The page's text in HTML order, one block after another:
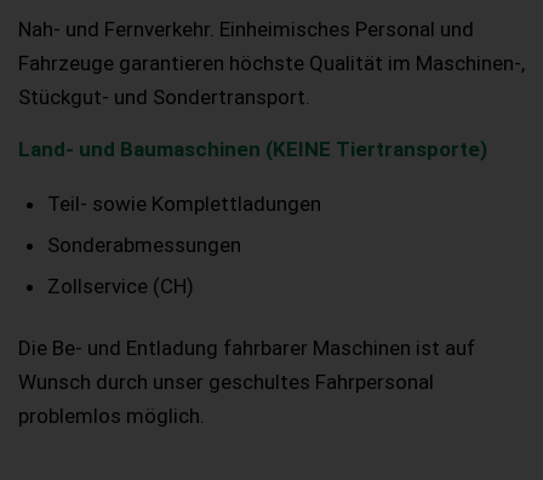
Nah- und Fernverkehr. Einheimisches Personal und
Fahrzeuge garantieren höchste Qualität im Maschinen-,
Stückgut- und Sondertransport.
Land- und Baumaschinen (KEINE Tiertransporte)
Teil- sowie Komplettladungen
Sonderabmessungen
Zollservice (CH)
Die Be- und Entladung fahrbarer Maschinen ist auf
Wunsch durch unser geschultes Fahrpersonal
problemlos möglich.